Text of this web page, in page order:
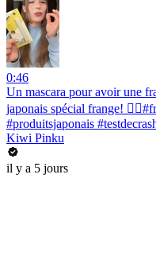
0:46
Un mascara pour avoir une
japonais spécial frange!
#produitsjaponais
Kiwi Pinku
il y a 5 jours